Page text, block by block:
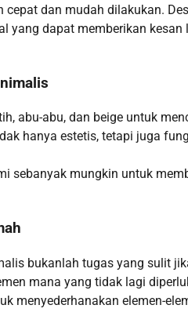
dan mudah dilakukan.
yang dapat memberikan
abu-abu, dan beige untuk
hanya estetis, tetapi juga
sebanyak mungkin untuk
bukanlah tugas yang sulit
mana yang tidak lagi
menyederhanakan elemen-